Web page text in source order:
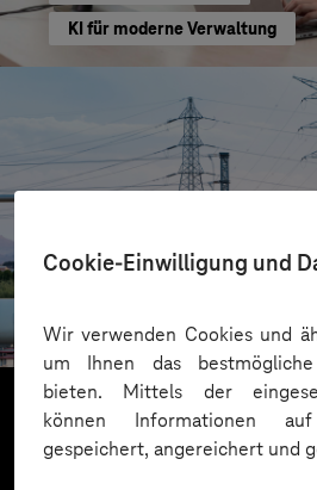
Cookie-Einwilligung und
Wir verwenden Cookies und
um Ihnen das
bieten. Mittels der
können Informationen
gespeichert, angereichert und
KI für moderne Verwaltung
HIGHVOLT Prüftechnik
CRA-Security für digitale
Mehr